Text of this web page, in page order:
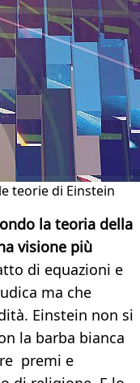
teorie di Einstein
la teoria della
visione più
di equazioni e
ma che
Einstein non si
la barba bianca
premi e